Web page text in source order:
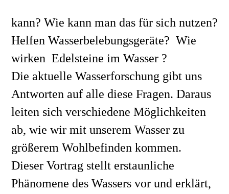
kann? Wie kann man das für sich nutzen?
Helfen Wasserbelebungsgeräte?  Wie
wirken  Edelsteine im Wasser ?
Die aktuelle Wasserforschung gibt uns
Antworten auf alle diese Fragen. Daraus
leiten sich verschiedene Möglichkeiten
ab, wie wir mit unserem Wasser zu
größerem Wohlbefinden kommen.
Dieser Vortrag stellt erstaunliche
Phänomene des Wassers vor und erklärt,